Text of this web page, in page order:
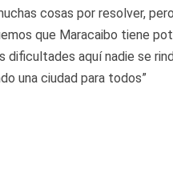
cosas por resolver,
que Maracaibo tiene
dificultades aquí nadie se
una ciudad para todos”